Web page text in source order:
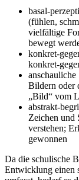
basal-
(fühlen,
vielfältige
bewegt
konkret-
konkret-
Bildern oder
„Bild“ vom
abstrakt-
Zeichen und
verstehen;
gewonnen
Da die schulische
Entwicklung einen